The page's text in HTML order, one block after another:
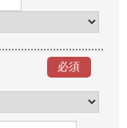
必須